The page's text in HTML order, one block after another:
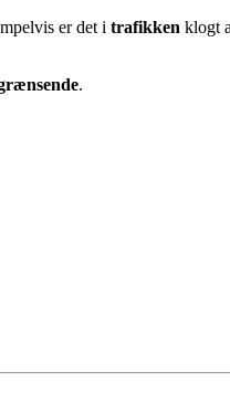
er det i trafikken klogt
.